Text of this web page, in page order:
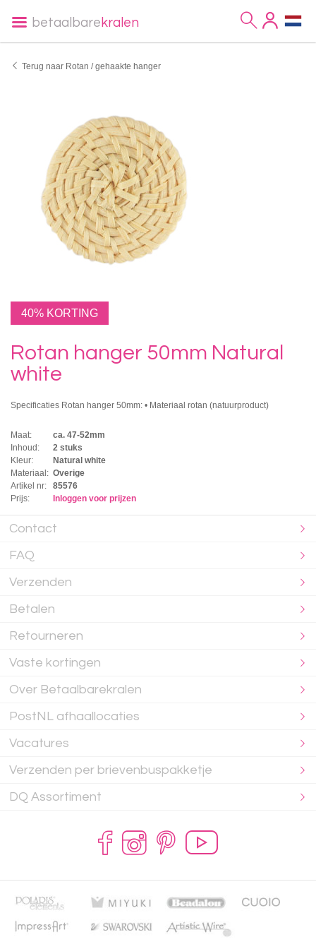
betaalbare kralen
Terug naar Rotan / gehaakte hanger
40% KORTING
Rotan hanger 50mm Natural
white
Specificaties Rotan hanger 50mm: • Materiaal rotan (natuurproduct)
Maat:
ca. 47-52mm
Inhoud:
2 stuks
Kleur:
Natural white
Materiaal: Overige
Artikel nr:
85576
Prijs:
Inloggen voor prijzen
Contact
FAQ
Verzenden
Betalen
Retourneren
Vaste kortingen
Over Betaalbarekralen
PostNL afhaallocaties
Vacatures
Verzenden per brievenbuspakketje
DQ Assortiment